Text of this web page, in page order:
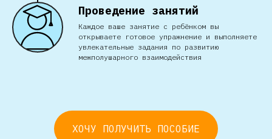
Проведение занятий
Каждое ваше занятие с ребёнком вы
открываете готовое упражнение и выполняете
увлекательные задания по развитию
межполушарного взаимодействия
ХОЧУ ПОЛУЧИТЬ ПОСОБИЕ